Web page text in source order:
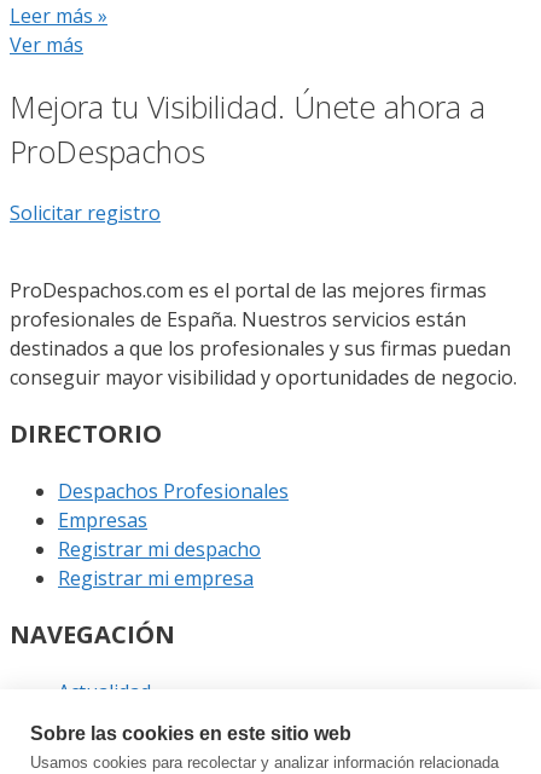
Leer más »
Ver más
Mejora tu Visibilidad. Únete ahora a
ProDespachos
Solicitar registro
ProDespachos.com es el portal de las mejores firmas
profesionales de España. Nuestros servicios están
destinados a que los profesionales y sus firmas puedan
conseguir mayor visibilidad y oportunidades de negocio.
DIRECTORIO
Despachos Profesionales
Empresas
Registrar mi despacho
Registrar mi empresa
NAVEGACIÓN
Actualidad
Podcast
Entrevistas
Sobre las cookies en este sitio web
Usamos cookies para recolectar y analizar información relacionada